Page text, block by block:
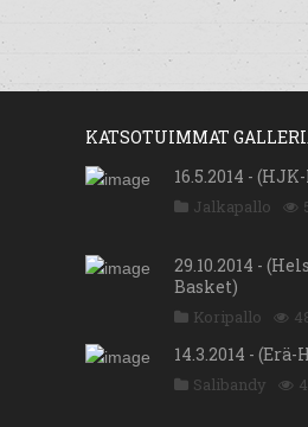
KATSOTUIMMAT
16.5.2014 -
Jalkapallo
29.10.2014 -
Basket)
Koripallo
14.3.2014 - (Erä-
Salibandy